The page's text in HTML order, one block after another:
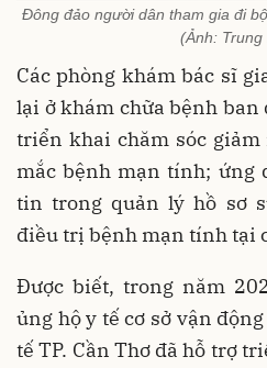
Đông đảo người dân tham gia đi
(Ảnh: Trung
Các phòng khám bác sĩ
lại ở khám chữa bệnh ban
triển khai chăm sóc
mắc bệnh mạn tính; ứng
tin trong quản lý hồ sơ
điều trị bệnh mạn tính tại
Được biết, trong năm
ủng hộ y tế cơ sở vận
tế TP. Cần Thơ đã hỗ trợ